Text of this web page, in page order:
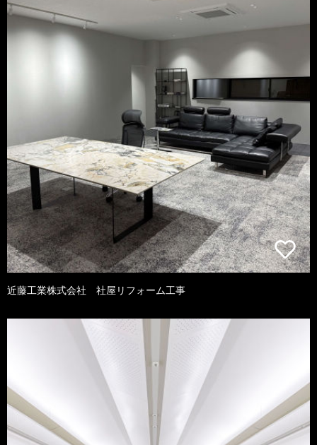
近藤工業株式会社 社屋リフォーム工事